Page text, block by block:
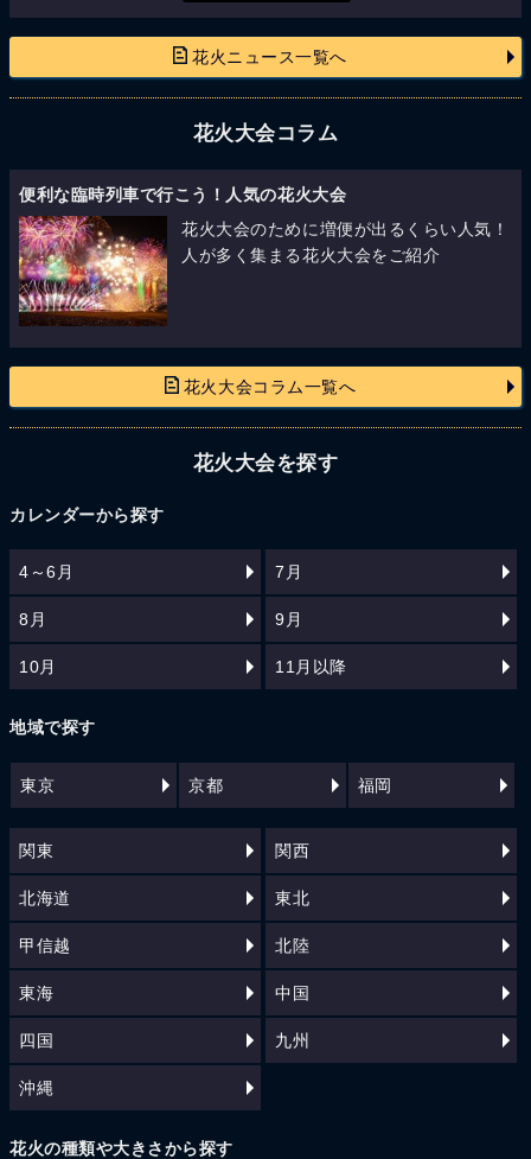
花火ニュース一覧へ
花火大会コラム
便利な臨時列車で行こう！人気の花火大会
花火大会のために増便が出るくらい人気！
人が多く集まる花火大会をご紹介
花火大会コラム一覧へ
花火大会を探す
カレンダーから探す
4～6月 7月
8月 9月
10月 11月以降
地域で探す
東京 京都 福岡
関東 関西
北海道 東北
甲信越 北陸
東海 中国
四国 九州
沖縄
花火の種類や大きさから探す